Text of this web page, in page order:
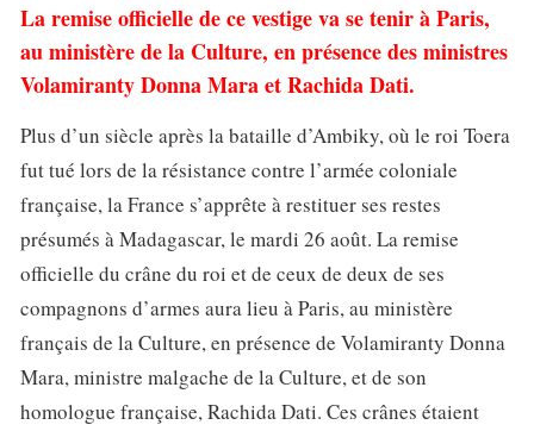
La remise officielle de ce vestige va se tenir à Paris,
au ministère de la Culture, en présence des ministres
Volamiranty Donna Mara et Rachida Dati.
Plus d’un siècle après la bataille d’Ambiky, où le roi Toera
fut tué lors de la résistance contre l’armée coloniale
française, la France s’apprête à restituer ses restes
présumés à Madagascar, le mardi 26 août. La remise
officielle du crâne du roi et de ceux de deux de ses
compagnons d’armes aura lieu à Paris, au ministère
français de la Culture, en présence de Volamiranty Donna
Mara, ministre malgache de la Culture, et de son
homologue française, Rachida Dati. Ces crânes étaient